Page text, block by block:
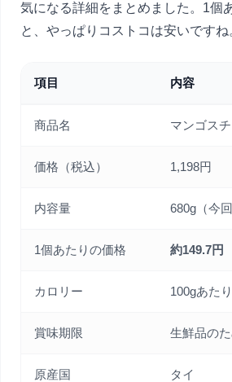
気になる詳細をまとめました。1個
と、やっぱりコストコは安いですね
項目 内容
商品名 マンゴス
価格（税込） 1,198円
内容量 680g（今
1個あたりの価格 約149.7円
カロリー 100gあた
賞味期限 生鮮品の
原産国 タイ